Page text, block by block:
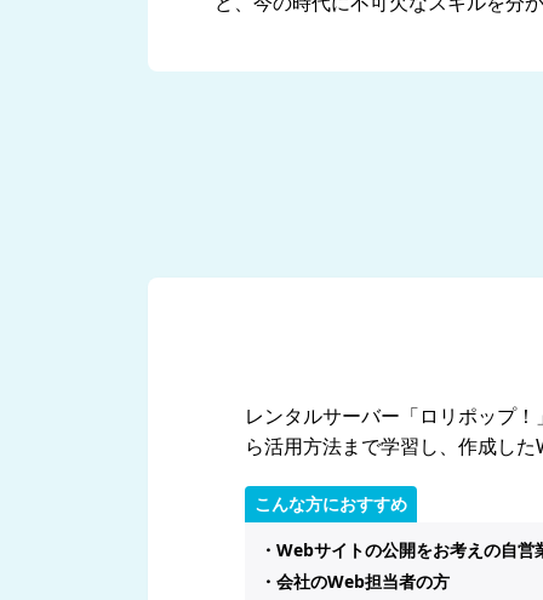
レンタルサーバー「ロリポップ
ら活用方法まで学習し、作成し
こんな方におすすめ
・Webサイトの公開をお考えの自営
・会社のWeb担当者の方